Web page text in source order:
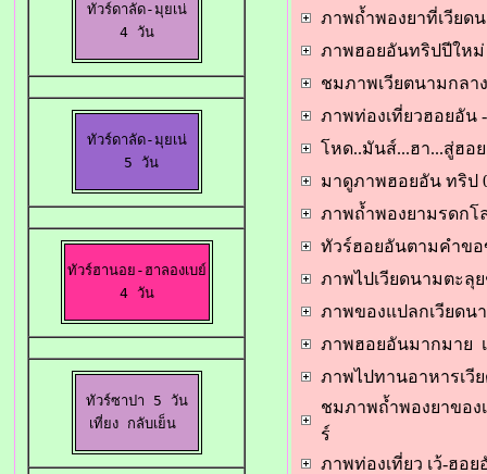
ทัวร์ดาลัด-มุยเน่
4 วัน
ทัวร์ดาลัด-มุยเน่
5 วัน
ทัวร์ฮานอย-ฮาลองเบย์
4 วัน
ทัวร์ซาปา 5 วัน
เที่ยง กลับเย็น
ภาพถ้ำพองยาที่เวียด
ภาพฮอยอันทริปปีให
ชมภาพเวียตนามกลา
ภาพท่องเที่ยวฮอยอัน
โหด..มันส์...ฮา...สู่ฮอ
มาดูภาพฮอยอัน ทริป
ภาพถ้ำพองยามรดกโ
ทัวร์ฮอยอันตามคำข
ภาพไปเวียดนามตะลุ
ภาพของแปลกเวียดน
ภาพฮอยอันมากมาย
ภาพไปทานอาหารเวี
ชมภาพถ้ำพองยาของ
ร์
ภาพท่องเที่ยว เว้-ฮอ